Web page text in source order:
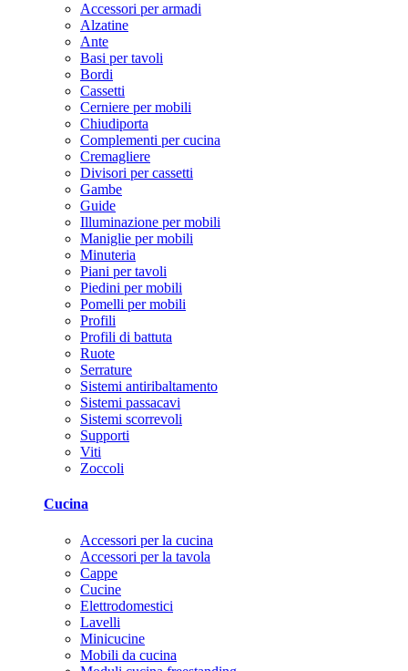
Accessori per armadi
Alzatine
Ante
Basi per tavoli
Bordi
Cassetti
Cerniere per mobili
Chiudiporta
Complementi per cucina
Cremagliere
Divisori per cassetti
Gambe
Guide
Illuminazione per mobili
Maniglie per mobili
Minuteria
Piani per tavoli
Piedini per mobili
Pomelli per mobili
Profili
Profili di battuta
Ruote
Serrature
Sistemi antiribaltamento
Sistemi passacavi
Sistemi scorrevoli
Supporti
Viti
Zoccoli
Cucina
Accessori per la cucina
Accessori per la tavola
Cappe
Cucine
Elettrodomestici
Lavelli
Minicucine
Mobili da cucina